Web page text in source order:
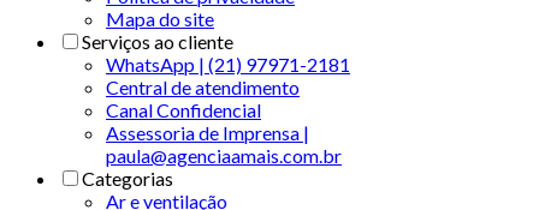
Mapa do site
Serviços ao cliente
WhatsApp | (21) 97971-2181
Central de atendimento
Canal Confidencial
Assessoria de Imprensa |
paula@agenciaamais.com.br
Categorias
Ar e ventilação